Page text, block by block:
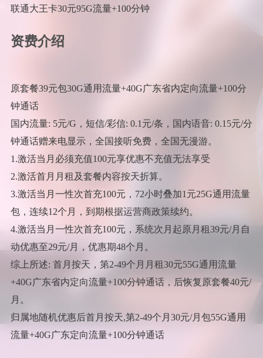
联通大王卡30元95G流量+100分钟
资费介绍
原套餐39元包30G通用流量+40G广东省内定向流量+100分
钟通话
国内流量: 5元/G，短信/彩信: 0.1元/条，国内语音: 0.15元/分
钟通话赠来电显示，全国接听免费，全国无漫游。
1.激活当月必须充值100元享优惠不充值无法享受
2.激活首月月租及套餐内容按天折算。
3.激活当月一性次首充100元，72小时叠加1元25G通用流量
包，连续12个月，到期根据运营商政策续约。
4.激活当月一性次首充100元，系统次月起原月租39元/月自
动优惠至29元/月，优惠期48个月。
综上所述: 首月按天，第2-49个月月租30元55G通用流量
+40G广东省内定向流量+100分钟通话，后恢复原套餐40元/
月。
归属地随机优惠后首月按天,第2-49个月30元/月包55G通用
流量+40G广东定向流量+100分钟通话